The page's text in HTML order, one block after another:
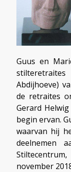
Guus en
Abdijhoeve)
de retraites
Gerard
begin ervan.
waarvan hij
deelnemen
november